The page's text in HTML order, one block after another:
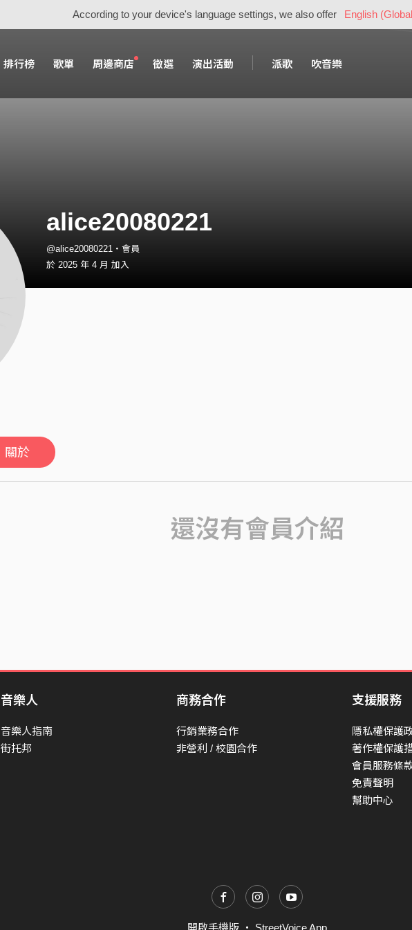
According to your device's language settings, we also offer English
排行榜 歌單 周邊商店 徵選 演出活動 派歌 吹音樂
alice20080221
@alice20080221・會員
於 2025 年 4 月 加入
關於
還沒有會員介紹
音樂人
音樂人指南
街托邦
商務合作
行銷業務合作
非營利 / 校園合作
支援服務
隱私權保護
著作權保護
會員服務條
免責聲明
幫助中心
開啟手機版 ・ StreetVoice App